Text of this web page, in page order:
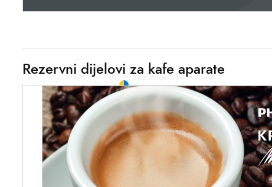
Rezervni dijelovi za kafe aparate